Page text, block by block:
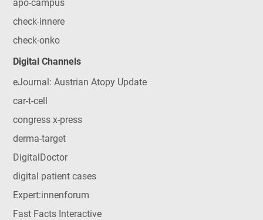
apo-campus
check-innere
check-onko
Digital Channels
eJournal: Austrian Atopy Update
car-t-cell
congress x-press
derma-target
DigitalDoctor
digital patient cases
Expert:innenforum
Fast Facts Interactive